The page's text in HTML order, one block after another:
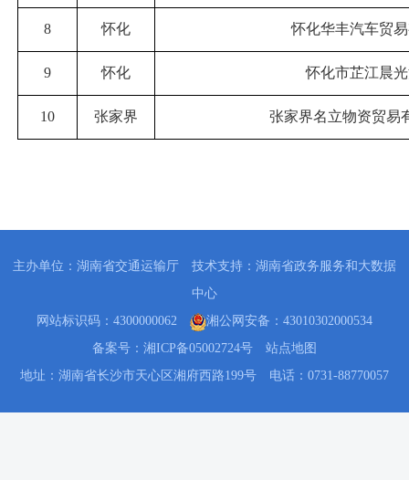
8 怀化 怀化华丰汽车贸
9 怀化 怀化市芷江晨
10 张家界 张家界名立物资贸易
主办单位：湖南省交通运输厅 技术支持：湖南省政务服务和大数据
中心
网站标识码：4300000062
湘公网安备：43010302000534
备案号：湘ICP备05002724号
站点地图
地址：湖南省长沙市天心区湘府西路199号 电话：0731-88770057